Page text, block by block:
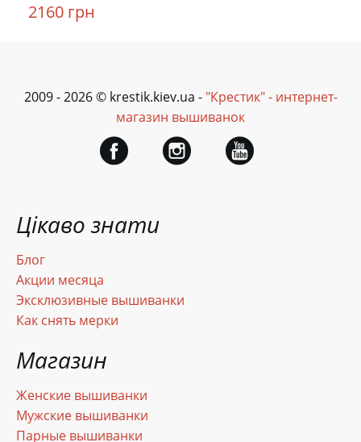
2160 грн
Цікаво знати
Блог
Акции месяца
Эксклюзивные вышиванки
Как снять мерки
Магазин
Женские вышиванки
Мужские вышиванки
Парные вышиванки
2009 - 2026 © krestik.kiev.ua - "Крестик" - интернет-
магазин вышиванок